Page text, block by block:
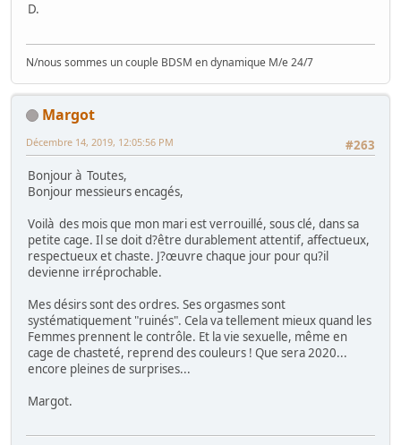
D.
N/nous sommes un couple BDSM en dynamique M/e 24/7
Margot
#263
Décembre 14, 2019, 12:05:56 PM
Bonjour à Toutes,
Bonjour messieurs encagés,
Voilà des mois que mon mari est verrouillé, sous clé, dans sa
petite cage. Il se doit d?être durablement attentif, affectueux,
respectueux et chaste. J?œuvre chaque jour pour qu?il
devienne irréprochable.
Mes désirs sont des ordres. Ses orgasmes sont
systématiquement "ruinés". Cela va tellement mieux quand les
Femmes prennent le contrôle. Et la vie sexuelle, même en
cage de chasteté, reprend des couleurs ! Que sera 2020...
encore pleines de surprises...
Margot.